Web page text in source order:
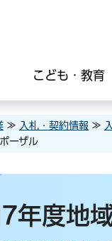
こども・教育
≫ 入札・契約情報 ≫
ーザル
年度地